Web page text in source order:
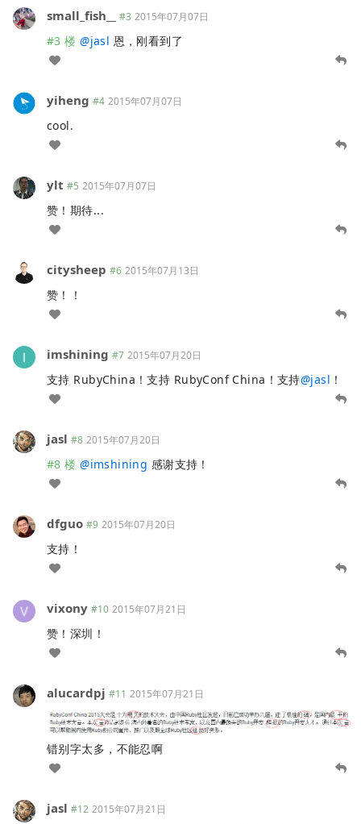
small_fish__ #3 2015年07月07日
#3 楼 @jasl 恩，刚看到了
yiheng #4 2015年07月07日
cool.
ylt #5 2015年07月07日
赞！期待...
citysheep #6 2015年07月13日
赞！！
imshining #7 2015年07月20日
支持 RubyChina！支持 RubyConf China！支持@jasl ！
jasl #8 2015年07月20日
#8 楼 @imshining 感谢支持！
dfguo #9 2015年07月20日
支持！
vixony #10 2015年07月21日
赞！深圳！
alucardpj #11 2015年07月21日
错别字太多，不能忍啊
jasl #12 2015年07月21日